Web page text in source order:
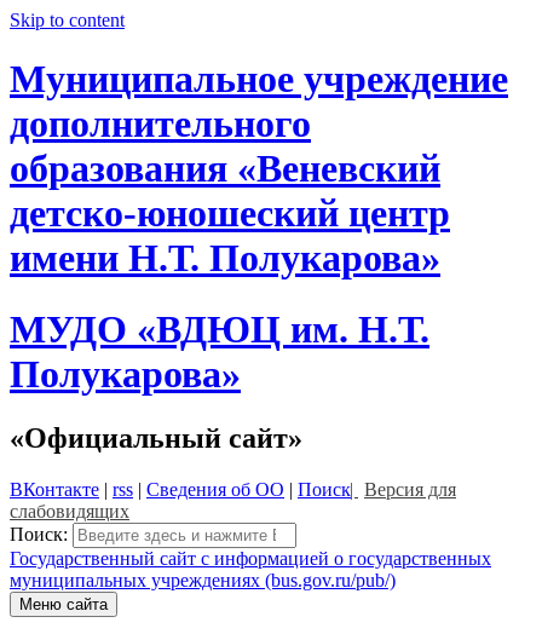
Skip to content
Муниципальное учреждение
дополнительного
образования «Веневский
детско-юношеский центр
имени Н.Т. Полукарова»
МУДО «ВДЮЦ им. Н.Т.
Полукарова»
«Официальный сайт»
ВКонтакте | rss | Сведения об ОО | Поиск| Версия для
слабовидящих
Поиск:
Государственный сайт с информацией о государственных
муниципальных учреждениях (bus.gov.ru/pub/)
Меню сайта